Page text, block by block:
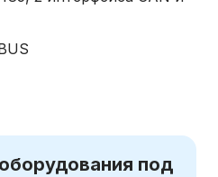
под